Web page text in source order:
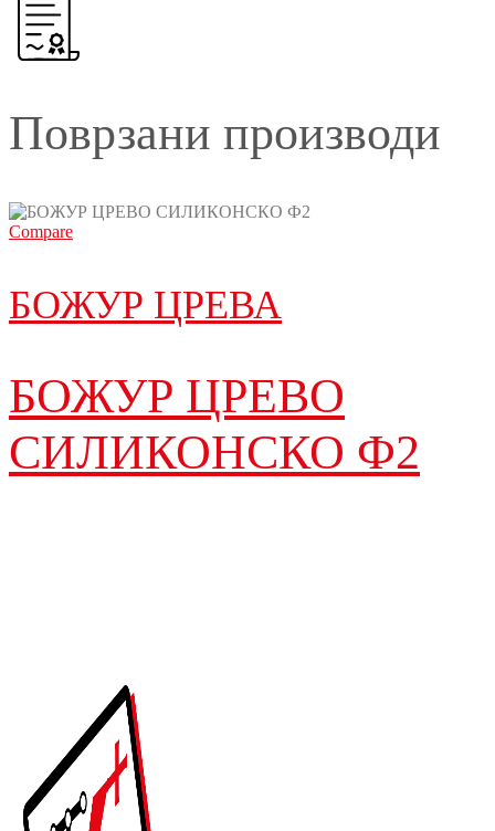
Поврзани производи
Compare
БОЖУР ЦРЕВА
БОЖУР ЦРЕВО
СИЛИКОНСКО Ф2